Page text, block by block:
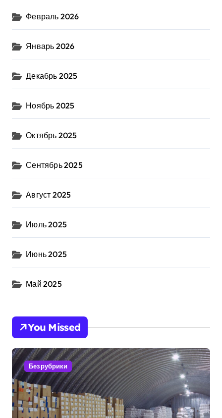
Февраль 2026
Январь 2026
Декабрь 2025
Ноябрь 2025
Октябрь 2025
Сентябрь 2025
Август 2025
Июль 2025
Июнь 2025
Май 2025
You Missed
Без рубрики